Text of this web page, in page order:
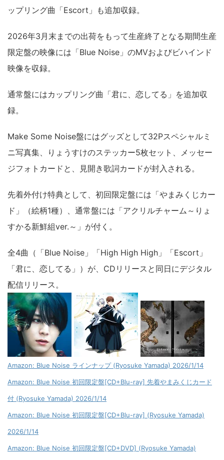
ップリング曲「Escort」も追加収録。
2026年3月末までの出荷をもって生産終了となる期間生産
限定盤の映像には「Blue Noise」のMVおよびビハインド
映像を収録。
通常盤にはカップリング曲「君に、恋してる」を追加収
録。
Make Some Noise盤にはグッズとして32Pスペシャルミ
ニ写真集、りょうすけのステッカー5枚セット、メッセー
ジフォトカードと、見開き歌詞カードが封入される。
先着外付け特典として、初回限定盤には「やまみくじカー
ド」（絵柄1種）、通常盤には「アクリルチャーム～りょ
すかる新鮮組ver.～」が付く。
全4曲（「Blue Noise」「High High High」「Escort」
「君に、恋してる」）が、CDリリースと同日にデジタル
配信リリース。
Amazon: Blue Noise ラインナップ (Ryosuke Yamada) 2026/1/14
Amazon: Blue Noise 初回限定盤[CD+Blu-ray] 先着やまみくじカード
付 (Ryosuke Yamada) 2026/1/14
Amazon: Blue Noise 初回限定盤[CD+Blu-ray] (Ryosuke Yamada)
2026/1/14
Amazon: Blue Noise 初回限定盤[CD+DVD] (Ryosuke Yamada)